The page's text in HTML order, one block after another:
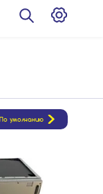
По умолчанию